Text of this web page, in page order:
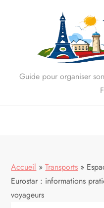
Guide pour organiser
Accueil » Transports »
Eurostar : informations
voyageurs